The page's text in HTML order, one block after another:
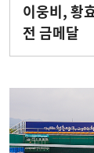
이웅비, 황
전 금메달